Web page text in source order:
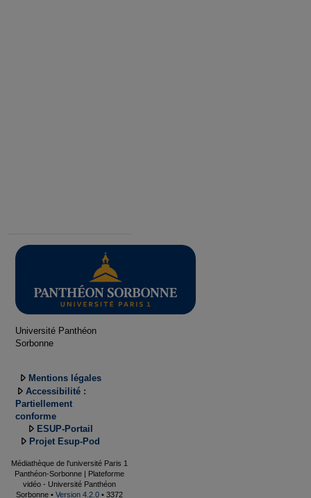
Université Panthéon
Sorbonne
Mentions légales
Accessibilité :
Partiellement
conforme
ESUP-Portail
Projet Esup-Pod
Médiathèque de l'université Paris 1
Panthéon-Sorbonne | Plateforme
vidéo - Université Panthéon
Sorbonne • Version 4.2.0 • 3372